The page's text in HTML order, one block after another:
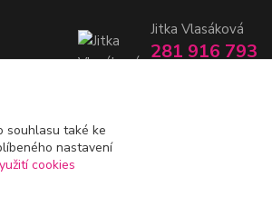
Jitka Vlasáková
281 916 793
souhlasu také ke
nastavení
cookies